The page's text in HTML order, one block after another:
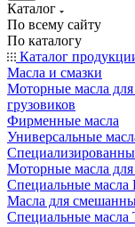
Каталог
По всему сайту
По каталогу
Каталог
Масла и смазки
Моторные масла
грузовиков
Фирменные масла
Универсальные
Моторные масла
Специальные масла
Масла для
Специальные масла